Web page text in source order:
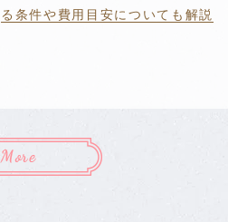
る条件や費用目安についても解説